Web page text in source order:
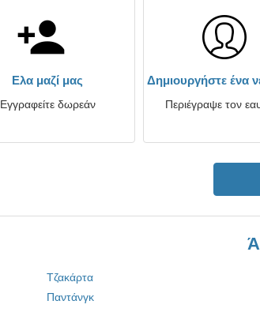
Ελα μαζί μας
Εγγραφείτε δωρεάν
Δημιουργήστε ένα
Περιέγραψε τον
Τζακάρτα
Παντάνγκ